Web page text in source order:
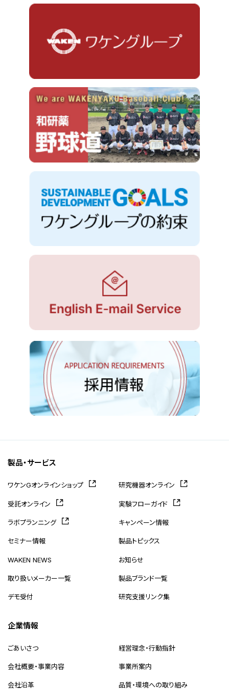
製品・サービス
ワケンGオンラインショップ 研究機器オンライン
受託オンライン 実験フローガイド
ラボプランニング キャンペーン情報
セミナー情報 製品トピックス
WAKEN NEWS お知らせ
取り扱いメーカー一覧 製品ブランド一覧
デモ受付 研究支援リンク集
企業情報
ごあいさつ 経営理念・行動指針
会社概要・事業内容 事業所案内
会社沿革 品質・環境への取り組み